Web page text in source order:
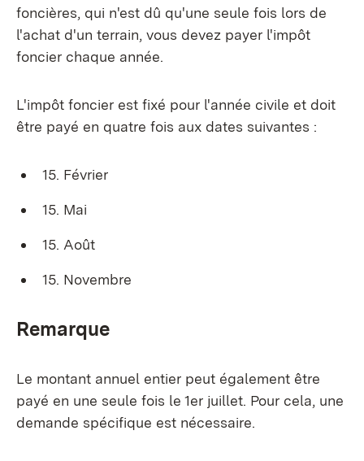
foncières, qui n'est dû qu'une seule fois lors de
l'achat d'un terrain, vous devez payer l'impôt
foncier chaque année.
L'impôt foncier est fixé pour l'année civile et doit
être payé en quatre fois aux dates suivantes :
15. Février
15. Mai
15. Août
15. Novembre
Remarque
Le montant annuel entier peut également être
payé en une seule fois le 1er juillet. Pour cela, une
demande spécifique est nécessaire.